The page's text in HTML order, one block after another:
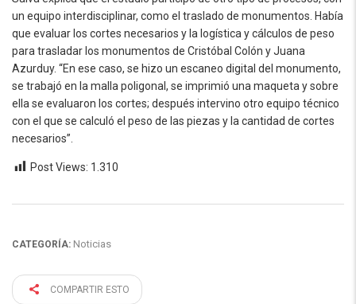
un equipo interdisciplinar, como el traslado de monumentos. Había
que evaluar los cortes necesarios y la logística y cálculos de peso
para trasladar los monumentos de Cristóbal Colón y Juana
Azurduy. “En ese caso, se hizo un escaneo digital del monumento,
se trabajó en la malla poligonal, se imprimió una maqueta y sobre
ella se evaluaron los cortes; después intervino otro equipo técnico
con el que se calculó el peso de las piezas y la cantidad de cortes
necesarios”.
Post Views: 1.310
CATEGORÍA: Noticias
COMPARTIR ESTO